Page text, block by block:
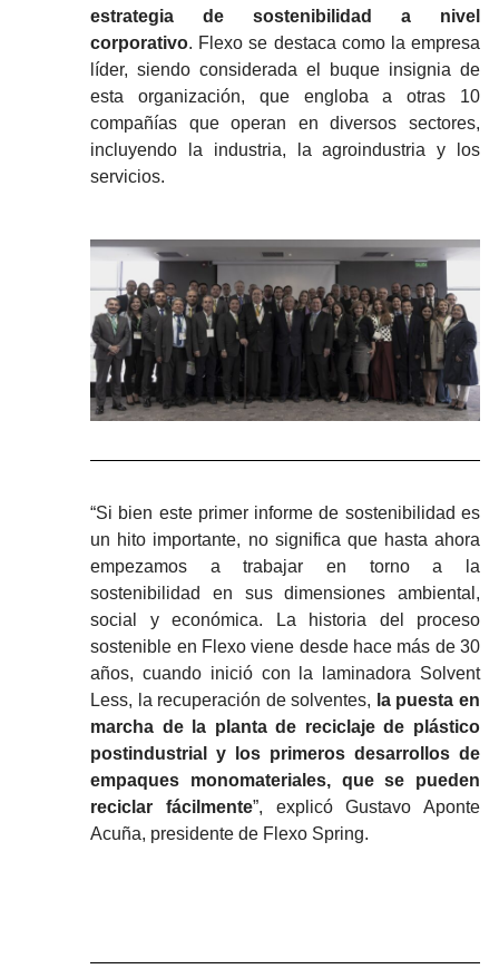
estrategia de sostenibilidad a nivel
corporativo. Flexo se destaca como la empresa
líder, siendo considerada el buque insignia de
esta organización, que engloba a otras 10
compañías que operan en diversos sectores,
incluyendo la industria, la agroindustria y los
servicios.
“Si bien este primer informe de sostenibilidad es
un hito importante, no significa que hasta ahora
empezamos a trabajar en torno a la
sostenibilidad en sus dimensiones ambiental,
social y económica. La historia del proceso
sostenible en Flexo viene desde hace más de 30
años, cuando inició con la laminadora Solvent
Less, la recuperación de solventes, la puesta en
marcha de la planta de reciclaje de plástico
postindustrial y los primeros desarrollos de
empaques monomateriales, que se pueden
reciclar fácilmente”, explicó Gustavo Aponte
Acuña, presidente de Flexo Spring.